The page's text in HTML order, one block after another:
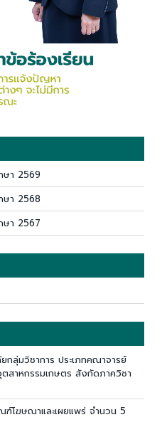
ษา 2569
ษา 2568
ษา 2567
กลุ่มวิชาการ ประเภทคณาจารย์
สาหกรรมเกษตร สังกัดภาควิชา
ฑ์โฆษณาและเผยแพร่ จำนวน 5